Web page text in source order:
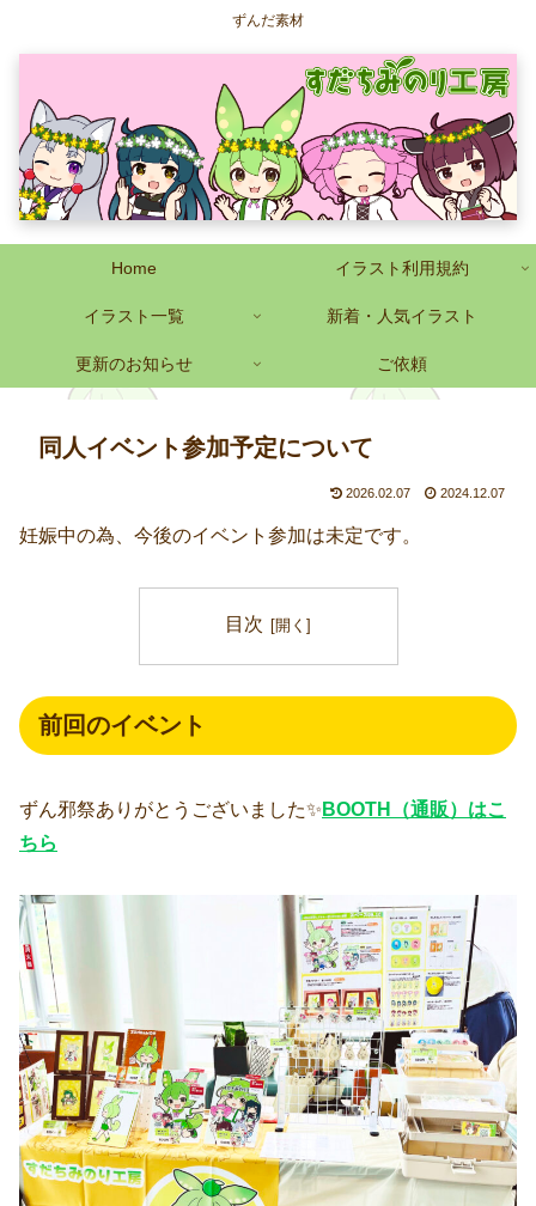
ずんだ素材
Home イラスト利用規約
イラスト一覧 新着・人気イラスト
更新のお知らせ ご依頼
同人イベント参加予定について
2026.02.07 2024.12.07
妊娠中の為、今後のイベント参加は未定です。
目次
前回のイベント
ずん邪祭ありがとうございました✨ BOOTH（通販）はこ
ちら